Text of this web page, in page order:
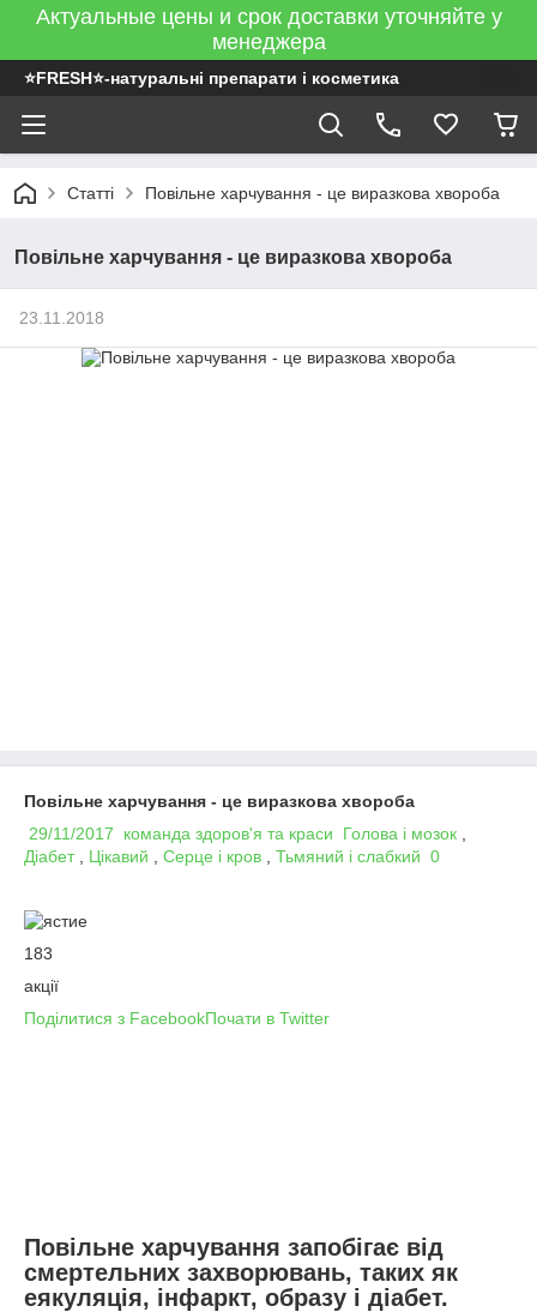
Актуальные цены и срок доставки уточняйте у
менеджера
⭐FRESH⭐-натуральні препарати і косметика
Статті Повільне харчування - це виразкова хвороба
Повільне харчування - це виразкова хвороба
23.11.2018
Повільне харчування - це виразкова хвороба
29/11/2017
команда здоров'я та краси Голова і мозок
Діабет, Цікавий Серце і кров Тьмяний і слабкий 0
183
акції
Поділитися з FacebookПочати в Twitter
Повільне харчування запобігає від
смертельних захворювань, таких як
еякуляція, інфаркт, образу і діабет.